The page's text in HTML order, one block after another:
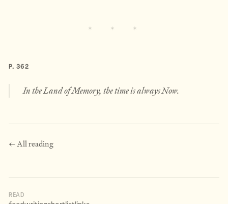
P. 362
In the Land of Memory, the time is always Now.
← All reading
READ